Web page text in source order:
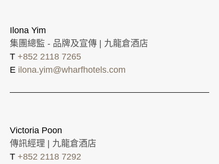
Ilona Yim
集團總監 - 品牌及宣傳 | 九龍倉酒店
T +852 2118 7265
E ilona.yim@wharfhotels.com
Victoria Poon
傳訊經理 | 九龍倉酒店
T +852 2118 7292